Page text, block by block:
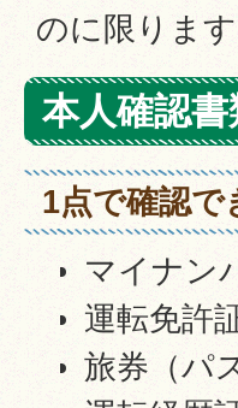
のに限ります
本人確認書
1点で確認で
マイナン
運転免許
旅券（パ